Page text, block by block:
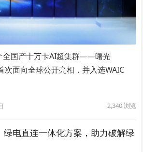
全国产十万卡AI超集群——曙光
次面向全球公开亮相，并入选WAIC
2,340浏览
绿电直连一体化方案，助力破解绿